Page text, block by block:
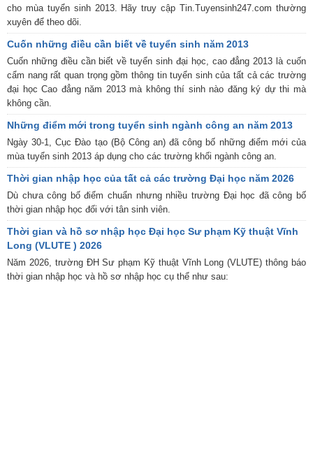
cho mùa tuyển sinh 2013. Hãy truy cập Tin.Tuyensinh247.com thường
xuyên để theo dõi.
Cuốn những điều cần biết về tuyển sinh năm 2013
Cuốn những điều cần biết về tuyển sinh đại học, cao đẳng 2013 là cuốn
cẩm nang rất quan trọng gồm thông tin tuyển sinh của tất cả các trường
đại học Cao đẳng năm 2013 mà không thí sinh nào đăng ký dự thi mà
không cần.
Những điểm mới trong tuyển sinh ngành công an năm 2013
Ngày 30-1, Cục Đào tạo (Bộ Công an) đã công bố những điểm mới của
mùa tuyển sinh 2013 áp dụng cho các trường khối ngành công an.
Thời gian nhập học của tất cả các trường Đại học năm 2026
Dù chưa công bố điểm chuẩn nhưng nhiều trường Đại học đã công bố
thời gian nhập học đối với tân sinh viên.
Thời gian và hồ sơ nhập học Đại học Sư phạm Kỹ thuật Vĩnh
Long (VLUTE ) 2026
Năm 2026, trường ĐH Sư phạm Kỹ thuật Vĩnh Long (VLUTE) thông báo
thời gian nhập học và hồ sơ nhập học cụ thể như sau: